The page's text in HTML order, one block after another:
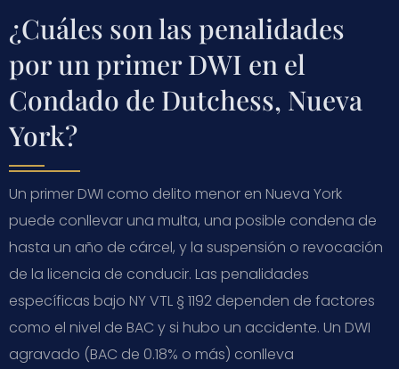
¿Cuáles son las penalidades
por un primer DWI en el
Condado de Dutchess, Nueva
York?
Un primer DWI como delito menor en Nueva York
puede conllevar una multa, una posible condena de
hasta un año de cárcel, y la suspensión o revocación
de la licencia de conducir. Las penalidades
específicas bajo NY VTL § 1192 dependen de factores
como el nivel de BAC y si hubo un accidente. Un DWI
agravado (BAC de 0.18% o más) conlleva